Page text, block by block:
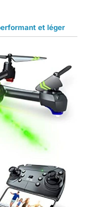
et léger